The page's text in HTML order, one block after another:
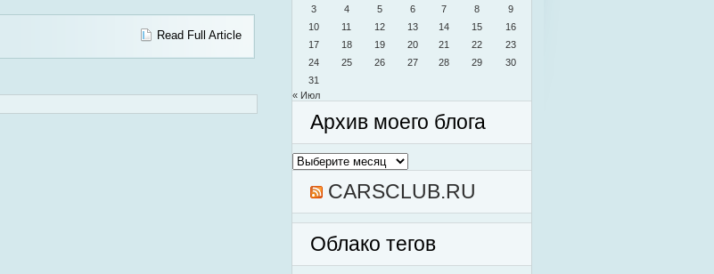
Read Full Article
3
4 5 6 7 8
9
10
11 12 13 14 15
16
17
18 19 20 21 22
23
24
25 26 27 28 29
30
31
« Июл
Архив моего блога
Архив
моего
CARSCLUB.RU
Облако тегов